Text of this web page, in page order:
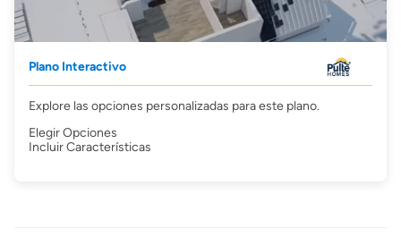
Plano Interactivo
Explore las opciones personalizadas para este plano.
Elegir Opciones
Incluir Características